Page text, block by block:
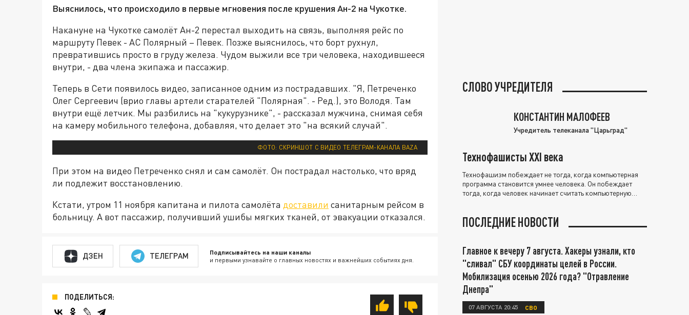
Выяснилось, что происходило в первые мгновения после крушения Ан-2 на Чукотке.
Накануне на Чукотке самолёт Ан-2 перестал выходить на связь, выполняя рейс по
маршруту Певек - АС Полярный – Певек. Позже выяснилось, что борт рухнул,
превратившись просто в груду железа. Чудом выжили все три человека, находившееся
внутри, - два члена экипажа и пассажир.
Теперь в Сети появилось видео, записанное одним из пострадавших. "Я, Петреченко
Олег Сергеевич (врио главы артели старателей "Полярная". - Ред.), это Володя. Там
внутри ещё летчик. Мы разбились на "кукурузнике", - рассказал мужчина, снимая себя
на камеру мобильного телефона, добавляя, что делает это "на всякий случай".
ФОТО: СКРИНШОТ С ВИДЕО ТЕЛЕГРАМ-КАНАЛА BAZA
При этом на видео Петреченко снял и сам самолёт. Он пострадал настолько, что вряд
ли подлежит восстановлению.
Кстати, утром 11 ноября капитана и пилота самолёта доставили санитарным рейсом в
больницу. А вот пассажир, получивший ушибы мягких тканей, от эвакуации отказался.
ДЗЕН ТЕЛЕГРАМ Подписывайтесь на наши каналы
и первыми узнавайте о главных новостях и важнейших событиях дня.
ПОДЕЛИТЬСЯ:
СЛОВО УЧРЕДИТЕЛЯ
КОНСТАНТИН МАЛОФЕЕВ
Учредитель телеканала "Царьград"
Технофашисты XXI века
Технофашизм побеждает не тогда, когда компьютерная
программа становится умнее человека. Он побеждает
тогда, когда человек начинает считать компьютерную
ПОСЛЕДНИЕ НОВОСТИ
Главное к вечеру 7 августа. Хакеры узнали, кто
"сливал" СБУ координаты целей в России.
Мобилизация осенью 2026 года? "Отравление
Днепра"
07 АВГУСТА 20:45 СВО